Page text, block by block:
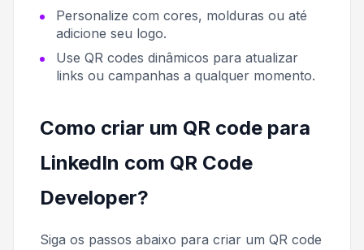
Personalize com cores, molduras ou até
adicione seu logo.
Use QR codes dinâmicos para atualizar
links ou campanhas a qualquer momento.
Como criar um QR code para
LinkedIn com QR Code
Developer?
Siga os passos abaixo para criar um QR code